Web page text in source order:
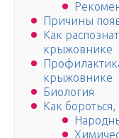
Причины
Как
крыжовнике
крыжовнике
Биология
Как